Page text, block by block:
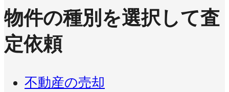
物件の種別を選択して査
定依頼
不動産の売却